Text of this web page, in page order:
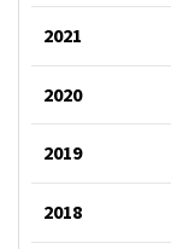
2021
2020
2019
2018